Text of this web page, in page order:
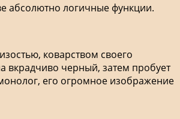
абсолютно логичные функции.
коварством своего
вкрадчиво черный, затем пробует
его огромное изображение